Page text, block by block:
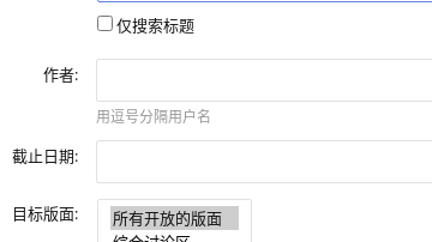
仅搜索标题
作者:
用逗号分隔用户名
截止日期:
目标版面: